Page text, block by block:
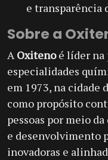
e transparência
Sobre a
AOxitenoé líder na
especialidades
em 1973, na cidade
como propósito
pessoas por meio
e desenvolvimento
inovadoras e